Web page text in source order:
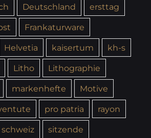
Deutschland
ersttag
Frankaturware
Helvetia kaisertum
kh-s
Litho
Lithographie
markenhefte
Motive
pro patria
rayon
schweiz sitzende